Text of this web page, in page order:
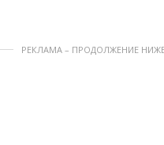
РЕКЛАМА – ПРОДОЛЖЕНИЕ